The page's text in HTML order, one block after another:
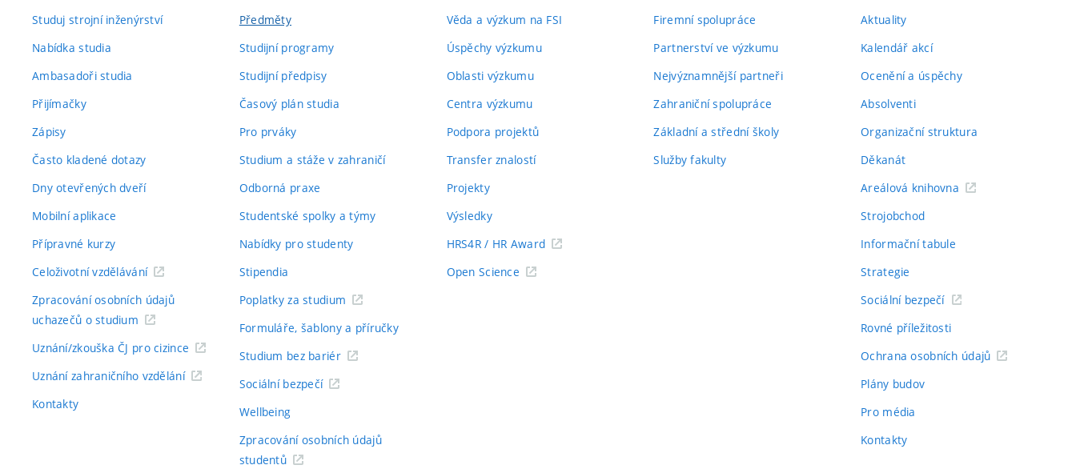
Studuj strojní inženýrství
Nabídka studia
Ambasadoři studia
Přijímačky
Zápisy
Často kladené dotazy
Dny otevřených dveří
Mobilní aplikace
Přípravné kurzy
Celoživotní vzdělávání
Zpracování osobních údajů
uchazečů o studium
Uznání/zkouška ČJ pro cizince
Uznání zahraničního vzdělání
Kontakty
Předměty
Studijní programy
Studijní předpisy
Časový plán studia
Pro prváky
Studium a stáže v zahraničí
Odborná praxe
Studentské spolky a týmy
Nabídky pro studenty
Stipendia
Poplatky za studium
Formuláře, šablony a příručky
Studium bez bariér
Sociální bezpečí
Wellbeing
Zpracování osobních údajů
studentů
Věda a výzkum na FSI
Úspěchy výzkumu
Oblasti výzkumu
Centra výzkumu
Podpora projektů
Transfer znalostí
Projekty
Výsledky
HRS4R / HR Award
Open Science
Firemní spolupráce
Partnerství ve výzkumu
Nejvýznamnější partneři
Zahraniční spolupráce
Základní a střední školy
Služby fakulty
Aktuality
Kalendář akcí
Ocenění a úspěchy
Absolventi
Organizační struktura
Děkanát
Areálová knihovna
Strojobchod
Informační tabule
Strategie
Sociální bezpečí
Rovné příležitosti
Ochrana osobních údajů
Plány budov
Pro média
Kontakty